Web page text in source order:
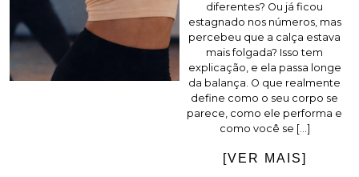
diferentes? Ou já ficou
estagnado nos números, mas
percebeu que a calça estava
mais folgada? Isso tem
explicação, e ela passa longe
da balança. O que realmente
define como o seu corpo se
parece, como ele performa e
como você se […]
[VER MAIS]